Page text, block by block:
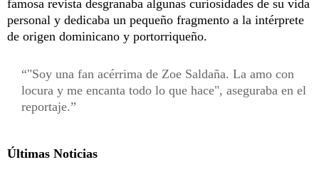
famosa revista desgranaba algunas curiosidades de su vida
personal y dedicaba un pequeño fragmento a la intérprete
de origen dominicano y portorriqueño.
"Soy una fan acérrima de Zoe Saldaña. La amo con
locura y me encanta todo lo que hace", aseguraba en el
reportaje.
Últimas Noticias